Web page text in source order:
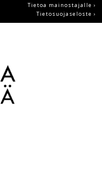
Tietoa mainostajalle ›
Tietosuojaseloste ›